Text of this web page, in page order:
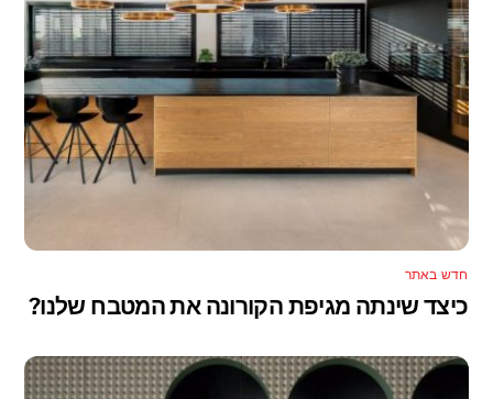
חדש באתר
כיצד שינתה מגיפת הקורונה את המטבח שלנו?